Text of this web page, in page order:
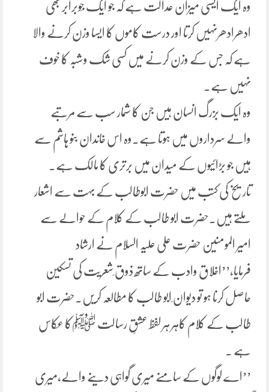
وہ ایک ایسی میزان عدالت ہے کہ جو ایک جَوبرابر بھی
ادھرادھرنہیں کرتا اور درست کاموں کا ایسا وزن کرنے والا
ہے کہ جس کے وزن کرنے میں کسی شک وشبہ کا خوف
نہیں ہے۔
وہ ایک بزرگ انسان ہیں جن کا شمار سب سے مرتبے
والے سرداروں میں ہوتا ہے۔وہ اس خاندان بنو ہاشم سے
ہیں جو بڑائیوں کے میدان میں برتری کا مالک ہے۔
تاریخ کی کتب میں حضرت ابوطالب کے بہت سے اشعار
ملتے ہیں۔حضرت ابو طالب کے کلام کے حوالے سے
امیر المومنین حضرت علی علیہ السلام نے ارشاد
فرمایا،’’اخلاق وادب کے ساتھ ذوق ِشعریت کی تسکین
حاصل کرنا ہو تو دیوان ِابو طالب کا مطالعہ کریں۔حضرت ابو
طالب کے کلام کاہر ہر لفظ عشقِ رسالت ﷺکا عکاس
ہے ۔
’’اے لوگوں کے سامنے میری گواہی دینے والے،میری